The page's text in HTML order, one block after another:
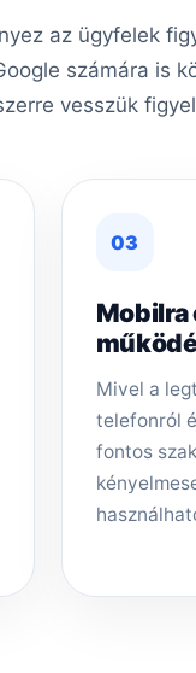
az ügyfelek
számára is
vesszük
03
Mivel a
telefonról
fontos